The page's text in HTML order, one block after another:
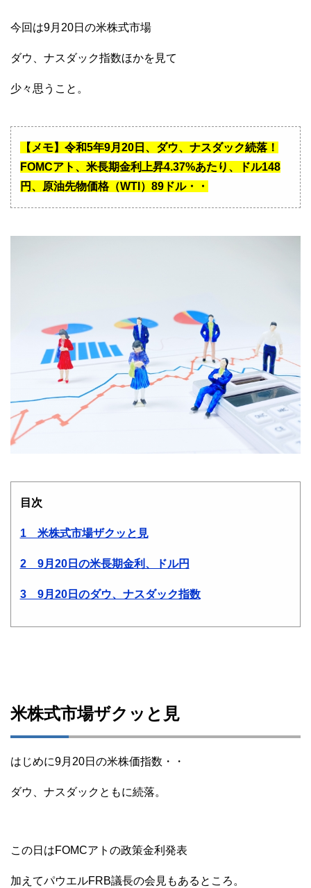
今回は9月20日の米株式市場
ダウ、ナスダック指数ほかを見て
少々思うこと。
【メモ】令和5年9月20日、ダウ、ナスダック続落！
FOMCアト、米長期金利上昇4.37%あたり、ドル148
円、原油先物価格（WTI）89ドル・・
目次
1 米株式市場ザクッと見
2 9月20日の米長期金利、ドル円
3 9月20日のダウ、ナスダック指数
米株式市場ザクッと見
はじめに9月20日の米株価指数・・
ダウ、ナスダックともに続落。
この日はFOMCアトの政策金利発表
加えてパウエルFRB議長の会見もあるところ。